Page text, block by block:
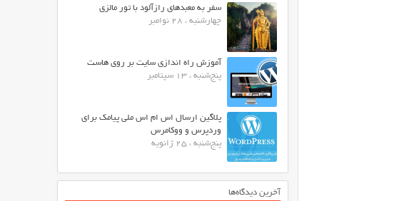
سفر به معبدهای رازآلود با تور مالزی
چهارشنبه ، 28 نوامبر
آموزش راه اندازی سایت بر روی هاست
پنج‌شنبه ، 13 سپتامبر
پلاگین ارسال اس ام اس ملی پیامک برای
وردپرس و ووکامرس
پنج‌شنبه ، 25 ژانویه
آخرین دیدگاه‌ها